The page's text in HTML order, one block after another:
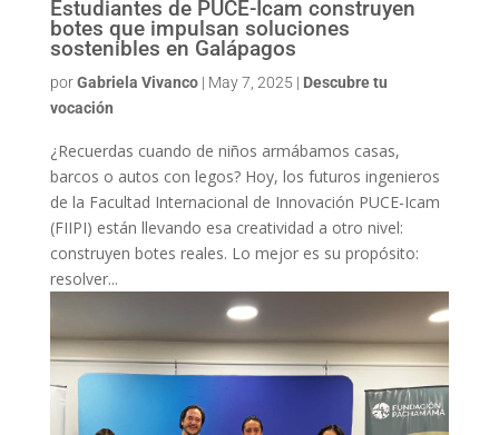
Estudiantes de PUCE-Icam construyen
botes que impulsan soluciones
sostenibles en Galápagos
porGabriela Vivanco| May 7, 2025 | Descubre tu
vocación
¿Recuerdas cuando de niños armábamos casas,
barcos o autos con legos? Hoy, los futuros ingenieros
de la Facultad Internacional de Innovación PUCE-Icam
(FIIPI) están llevando esa creatividad a otro nivel:
construyen botes reales. Lo mejor es su propósito:
resolver...